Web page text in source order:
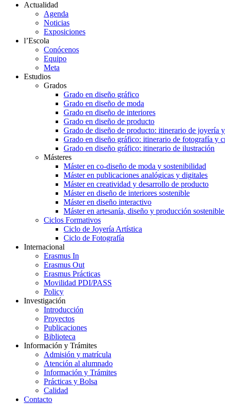
Actualidad
Agenda
Noticias
Exposiciones
l’Escola
Conócenos
Equipo
Meta
Estudios
Grados
Grado en diseño gráfico
Grado en diseño de moda
Grado en diseño de interiores
Grado en diseño de producto
Grado de diseño de producto: itinerario de joyería
Grado en diseño gráfico: itinerario de fotografía y
Grado en diseño gráfico: itinerario de ilustración
Másteres
Máster en co-diseño de moda y sostenibilidad
Máster en publicaciones analógicas y digitales
Máster en creatividad y desarrollo de producto
Máster en diseño de interiores sostenible
Máster en diseño interactivo
Máster en artesanía, diseño y producción
Ciclos Formativos
Ciclo de Joyería Artística
Ciclo de Fotografía
Internacional
Erasmus In
Erasmus Out
Erasmus Prácticas
Movilidad PDI/PASS
Policy
Investigación
Introducción
Proyectos
Publicaciones
Biblioteca
Información y Trámites
Admisión y matrícula
Atención al alumnado
Información y Trámites
Prácticas y Bolsa
Calidad
Contacto